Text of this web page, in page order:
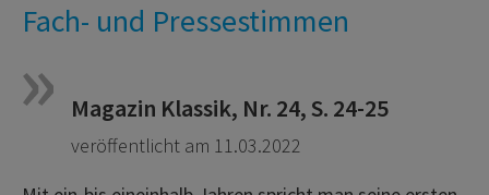
Fach- und Pressestimmen
Magazin Klassik, Nr. 24, S. 24-25
veröffentlicht am 11.03.2022